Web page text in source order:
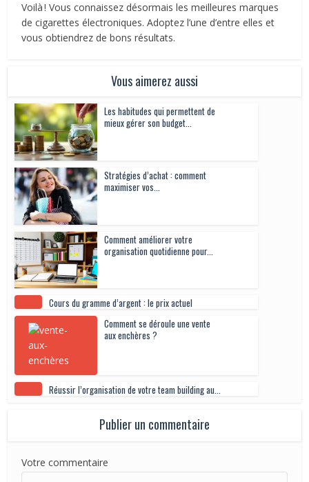
Voilà ! Vous connaissez désormais les meilleures marques
de cigarettes électroniques. Adoptez l’une d’entre elles et
vous obtiendrez de bons résultats.
Vous aimerez aussi
Les habitudes qui permettent de
mieux gérer son budget...
Stratégies d’achat : comment
maximiser vos...
Comment améliorer votre
organisation quotidienne pour...
Cours du gramme d’argent : le prix actuel
Comment se déroule une vente
aux enchères ?
Réussir l’organisation de votre team building au...
Publier un commentaire
Votre commentaire